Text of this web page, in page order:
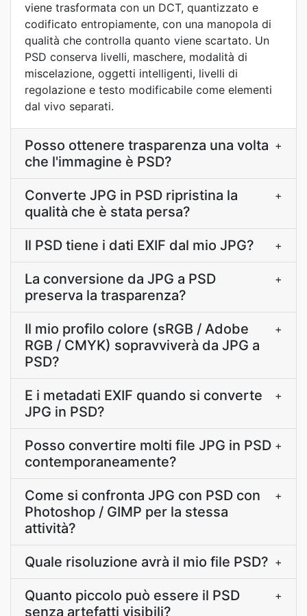
viene trasformata con un DCT, quantizzato e
codificato entropiamente, con una manopola di
qualità che controlla quanto viene scartato. Un
PSD conserva livelli, maschere, modalità di
miscelazione, oggetti intelligenti, livelli di
regolazione e testo modificabile come elementi
dal vivo separati.
Posso ottenere trasparenza una volta
che l'immagine è PSD?
+
Converte JPG in PSD ripristina la
qualità che è stata persa?
+
Il PSD tiene i dati EXIF dal mio JPG? +
La conversione da JPG a PSD
preserva la trasparenza?
+
Il mio profilo colore (sRGB / Adobe
RGB / CMYK) sopravviverà da JPG a
PSD?
+
E i metadati EXIF quando si converte
JPG in PSD?
+
Posso convertire molti file JPG in PSD
contemporaneamente?
+
Come si confronta JPG con PSD con
Photoshop / GIMP per la stessa
attività?
+
Quale risoluzione avrà il mio file PSD? +
Quanto piccolo può essere il PSD
senza artefatti visibili?
+